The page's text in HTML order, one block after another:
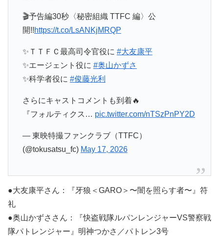
🎬予告編30秒〈秘密組織 TTFC 編〉公
開!!https://t.co/LsANKjMRQP
✨ＴＴＦＣ最高司令官役に #大友康平
✨エージェント役に #奥山かずさ
✨科学者役に #俊藤光利
さらにキャストコメントも到着🔥
『フォルティクス… pic.twitter.com/nTSzPnPY2D
— 東映特撮ファンクラブ（TTFC）
(@tokusatsu_fc) May 17, 2026
●大友康平さん：『牙狼＜GARO＞〜闇を照らす者〜』符
礼
●奥山かずささん：『快盗戦隊ルパンレンジャーVS警察戦
隊パトレンジャー』明神つかさ／パトレン3号